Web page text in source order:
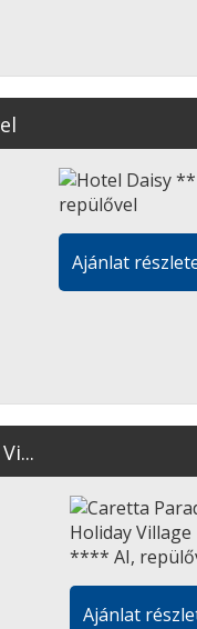
Ajánlat
Ajánlat